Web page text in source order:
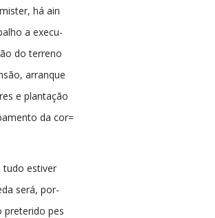
há ain
a execu-
do terreno
arranque
e plantação
da cor=
tudo estiver
será, por-
preterido pes